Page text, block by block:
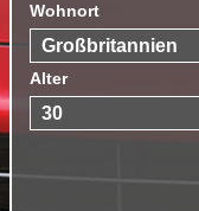
Wohnort
Alter